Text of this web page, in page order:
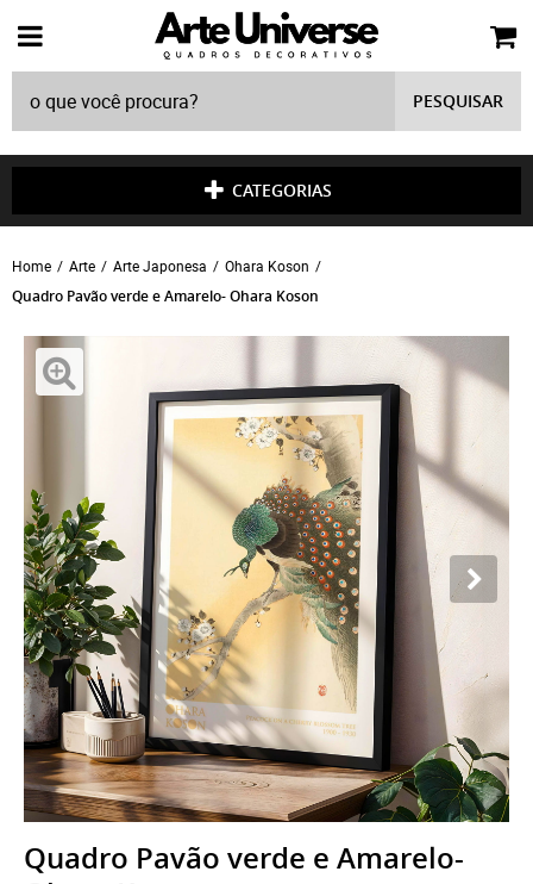
PESQUISAR
CATEGORIAS
Home Arte Arte Japonesa Ohara Koson
Quadro Pavão verde e Amarelo- Ohara Koson
Quadro Pavão verde e Amarelo-